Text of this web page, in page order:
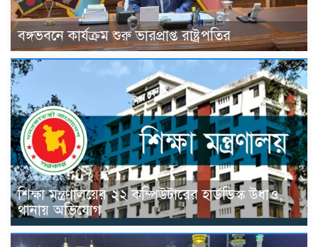
বঙ্গভবনে কার্যক্রম শুরু ভারপ্রাপ্ত রাষ্ট্রপতির
শিক্ষা মন্ত্রণালয়ের ২২ কম্পিউটারের হার্ডডিস্ক উধাও,
থানায় অভিযোগ